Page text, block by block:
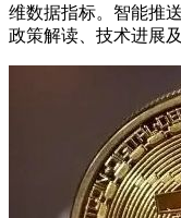
维数据指标。智能推
政策解读、技术进展